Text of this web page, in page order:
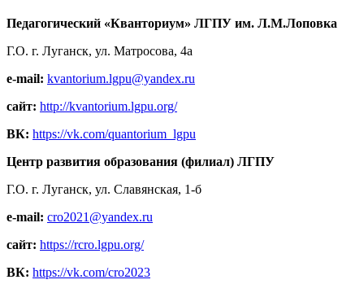
Педагогический «Кванториум» ЛГПУ им. Л.М.Лоповка
Г.О. г. Луганск, ул. Матросова, 4а
e-mail: kvantorium.lgpu@yandex.ru
сайт: http://kvantorium.lgpu.org/
ВК: https://vk.com/quantorium_lgpu
Центр развития образования (филиал) ЛГПУ
Г.О. г. Луганск, ул. Славянская, 1-б
e-mail: cro2021@yandex.ru
сайт: https://rcro.lgpu.org/
ВК: https://vk.com/cro2023